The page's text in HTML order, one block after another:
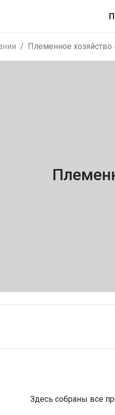
Племенное
Здесь собраны все